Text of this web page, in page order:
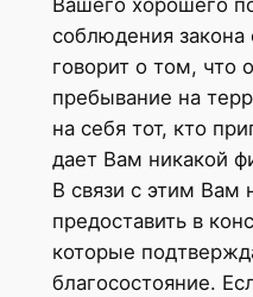
Вашего хорошего
соблюдения
говорит о том, что
пребывание на
на себя тот, кто
дает Вам никакой
В связи с этим Вам
предоставить в
которые
благосостояние.